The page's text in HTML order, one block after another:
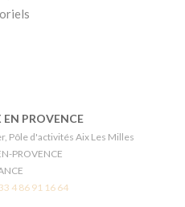
PROVENCE
Pôle d'activités Aix Les Milles
PROVENCE
4 86 91 16 64